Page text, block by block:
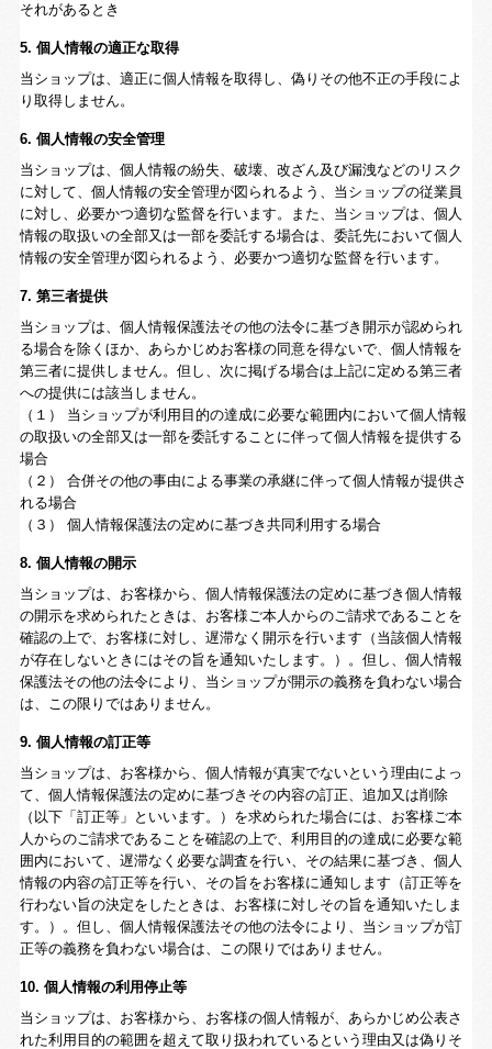
それがあるとき
5. 個人情報の適正な取得
当ショップは、適正に個人情報を取得し、偽りその他不正の手段によ
り取得しません。
6. 個人情報の安全管理
当ショップは、個人情報の紛失、破壊、改ざん及び漏洩などのリスク
に対して、個人情報の安全管理が図られるよう、当ショップの従業員
に対し、必要かつ適切な監督を行います。また、当ショップは、個人
情報の取扱いの全部又は一部を委託する場合は、委託先において個人
情報の安全管理が図られるよう、必要かつ適切な監督を行います。
7. 第三者提供
当ショップは、個人情報保護法その他の法令に基づき開示が認められ
る場合を除くほか、あらかじめお客様の同意を得ないで、個人情報を
第三者に提供しません。但し、次に掲げる場合は上記に定める第三者
への提供には該当しません。
（１） 当ショップが利用目的の達成に必要な範囲内において個人情報
の取扱いの全部又は一部を委託することに伴って個人情報を提供する
場合
（２） 合併その他の事由による事業の承継に伴って個人情報が提供さ
れる場合
（３） 個人情報保護法の定めに基づき共同利用する場合
8. 個人情報の開示
当ショップは、お客様から、個人情報保護法の定めに基づき個人情報
の開示を求められたときは、お客様ご本人からのご請求であることを
確認の上で、お客様に対し、遅滞なく開示を行います（当該個人情報
が存在しないときにはその旨を通知いたします。）。但し、個人情報
保護法その他の法令により、当ショップが開示の義務を負わない場合
は、この限りではありません。
9. 個人情報の訂正等
当ショップは、お客様から、個人情報が真実でないという理由によっ
て、個人情報保護法の定めに基づきその内容の訂正、追加又は削除
（以下「訂正等」といいます。）を求められた場合には、お客様ご本
人からのご請求であることを確認の上で、利用目的の達成に必要な範
囲内において、遅滞なく必要な調査を行い、その結果に基づき、個人
情報の内容の訂正等を行い、その旨をお客様に通知します（訂正等を
行わない旨の決定をしたときは、お客様に対しその旨を通知いたしま
す。）。但し、個人情報保護法その他の法令により、当ショップが訂
正等の義務を負わない場合は、この限りではありません。
10. 個人情報の利用停止等
当ショップは、お客様から、お客様の個人情報が、あらかじめ公表さ
れた利用目的の範囲を超えて取り扱われているという理由又は偽りそ